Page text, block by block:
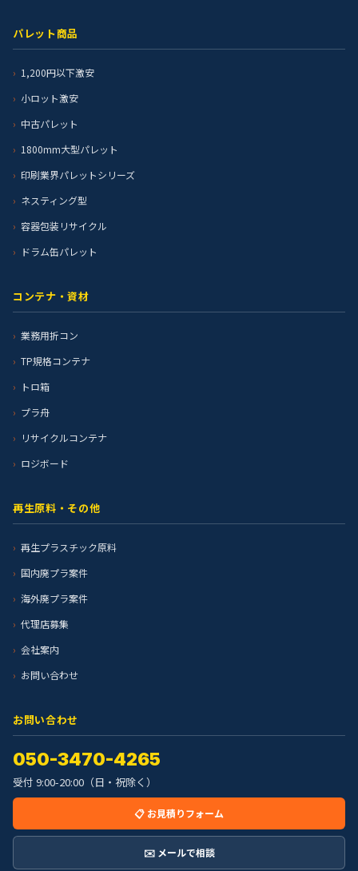
パレット商品
1,200円以下激安
小ロット激安
中古パレット
1800mm大型パレット
印刷業界パレットシリーズ
ネスティング型
容器包装リサイクル
ドラム缶パレット
コンテナ・資材
業務用折コン
TP規格コンテナ
トロ箱
プラ舟
リサイクルコンテナ
ロジボード
再生原料・その他
再生プラスチック原料
国内廃プラ案件
海外廃プラ案件
代理店募集
会社案内
お問い合わせ
お問い合わせ
050-3470-4265
受付 9:00-20:00（日・祝除く）
📋 お見積りフォーム
✉️ メールで相談